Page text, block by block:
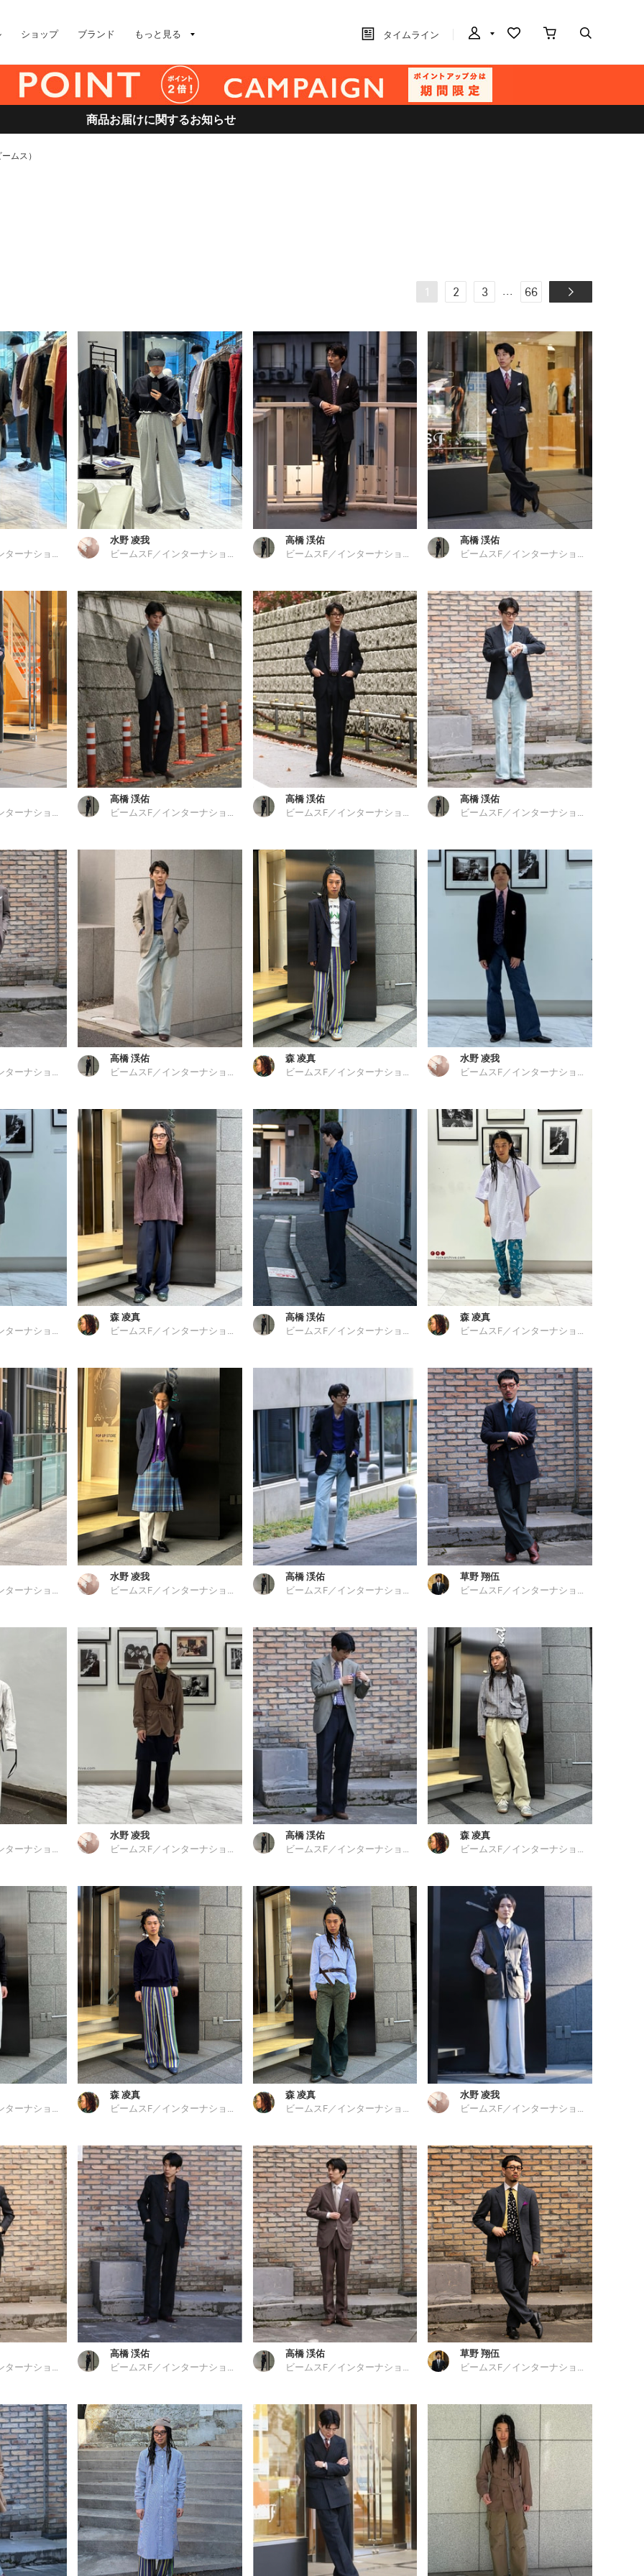
ショップ ブランド もっと見る タイムライン
商品お届けに関するお知らせ
ムス）
1 2 3 ... 66
水野 凌我 高橋 渓佑 高橋 渓佑
ビームスF／インターナショナルギャラリー ビームス
高橋 渓佑
ビームスF／インターナショナルギャラリー ビームス
高橋 渓佑
ビームスF／インターナショナルギャラリー ビームス
高橋 渓佑
ビームスF／インターナショナルギャラリー ビームス
高橋 渓佑 森 凌真 水野 凌我
ビームスF／インターナショナルギャラリー ビームス
森 凌真
ビームスF／インターナショナルギャラリー ビームス
高橋 渓佑
ビームスF／インターナショナルギャラリー ビームス
森 凌真
ビームスF／インターナショナルギャラリー ビームス
水野 凌我 高橋 渓佑 草野 翔伍
ビームスF／インターナショナルギャラリー ビームス
水野 凌我
ビームスF／インターナショナルギャラリー ビームス
高橋 渓佑
ビームスF／インターナショナルギャラリー ビームス
森 凌真
ビームスF／インターナショナルギャラリー ビームス
森 凌真 森 凌真 水野 凌我
ビームスF／インターナショナルギャラリー ビームス
高橋 渓佑
ビームスF／インターナショナルギャラリー ビームス
高橋 渓佑
ビームスF／インターナショナルギャラリー ビームス
草野 翔伍
ビームスF／インターナショナルギャラリー ビームス